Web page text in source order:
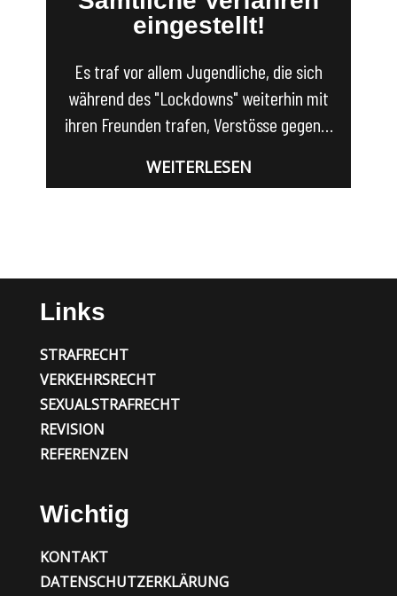
eingestellt!
Es traf vor allem Jugendliche, die sich
während des "Lockdowns" weiterhin mit
ihren Freunden trafen, Verstösse gegen…
WEITERLESEN
Links
STRAFRECHT
VERKEHRSRECHT
SEXUALSTRAFRECHT
REVISION
REFERENZEN
Wichtig
KONTAKT
DATENSCHUTZERKLÄRUNG